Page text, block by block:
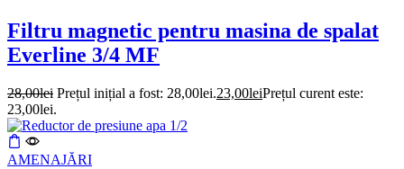
Filtru magnetic pentru masina de spalat
Everline 3/4 MF
28,00lei Prețul inițial a fost: 28,00lei.23,00leiPrețul curent este:
23,00lei.
AMENAJĂRI